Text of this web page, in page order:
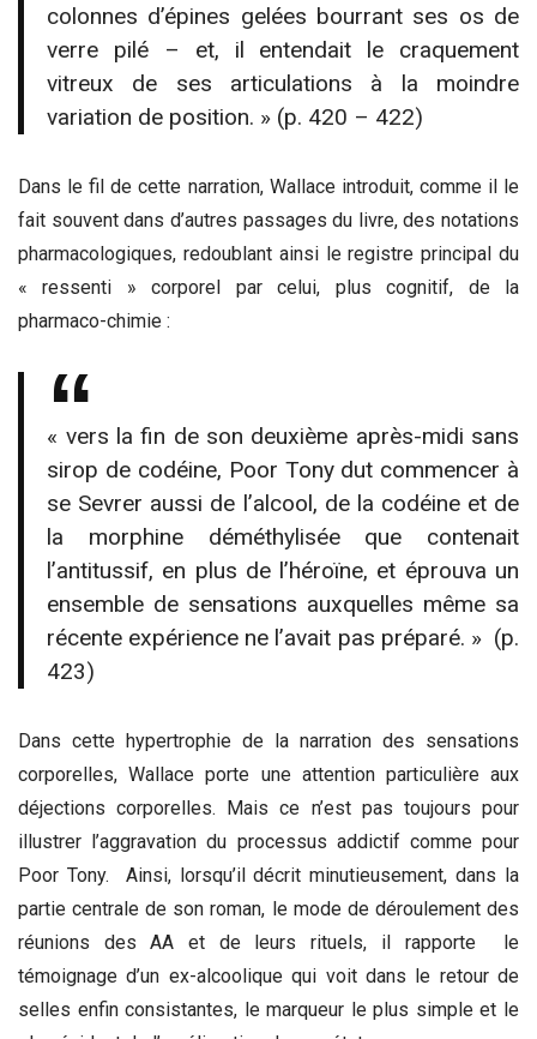
colonnes d’épines gelées bourrant ses os de
verre pilé – et, il entendait le craquement
vitreux de ses articulations à la moindre
variation de position. » (p. 420 – 422)
Dans le fil de cette narration, Wallace introduit, comme il le
fait souvent dans d’autres passages du livre, des notations
pharmacologiques, redoublant ainsi le registre principal du
« ressenti » corporel par celui, plus cognitif, de la
pharmaco-chimie :
« vers la fin de son deuxième après-midi sans
sirop de codéine, Poor Tony dut commencer à
se Sevrer aussi de l’alcool, de la codéine et de
la morphine déméthylisée que contenait
l’antitussif, en plus de l’héroïne, et éprouva un
ensemble de sensations auxquelles même sa
récente expérience ne l’avait pas préparé. » (p.
423)
Dans cette hypertrophie de la narration des sensations
corporelles, Wallace porte une attention particulière aux
déjections corporelles. Mais ce n’est pas toujours pour
illustrer l’aggravation du processus addictif comme pour
Poor Tony. Ainsi, lorsqu’il décrit minutieusement, dans la
partie centrale de son roman, le mode de déroulement des
réunions des AA et de leurs rituels, il rapporte le
témoignage d’un ex-alcoolique qui voit dans le retour de
selles enfin consistantes, le marqueur le plus simple et le